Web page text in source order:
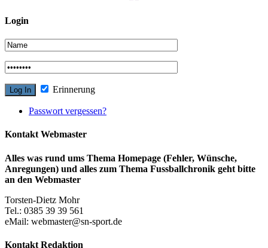
Login
Erinnerung
Passwort vergessen?
Kontakt Webmaster
Alles was rund ums Thema Homepage (Fehler, Wünsche,
Anregungen) und alles zum Thema Fussballchronik geht bitte
an den Webmaster
Torsten-Dietz Mohr
Tel.: 0385 39 39 561
eMail: webmaster@sn-sport.de
Kontakt Redaktion